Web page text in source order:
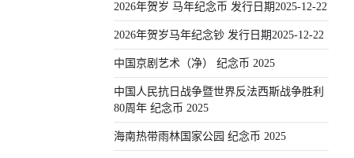
2026年贺岁 马年纪念币 发行日期2025-12-22
2026年贺岁马年纪念钞 发行日期2025-12-22
中国京剧艺术（净） 纪念币 2025
中国人民抗日战争暨世界反法西斯战争胜利
80周年 纪念币 2025
海南热带雨林国家公园 纪念币 2025